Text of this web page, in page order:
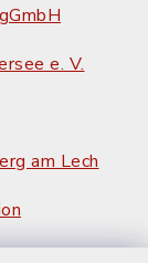
e. V.
am Lech